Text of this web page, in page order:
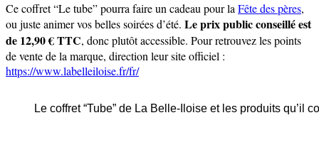
Ce coffret “Le tube” pourra faire un cadeau pour laFête des pères,
ou juste animer vos belles soirées d’été. Le prix public conseillé est
de 12,90 € TTC, donc plutôt accessible. Pour retrouvez les points
de vente de la marque, direction leur site officiel :
https://www.labelleiloise.fr/fr/
Le coffret “Tube” de La Belle-Iloise et les produits qu’il